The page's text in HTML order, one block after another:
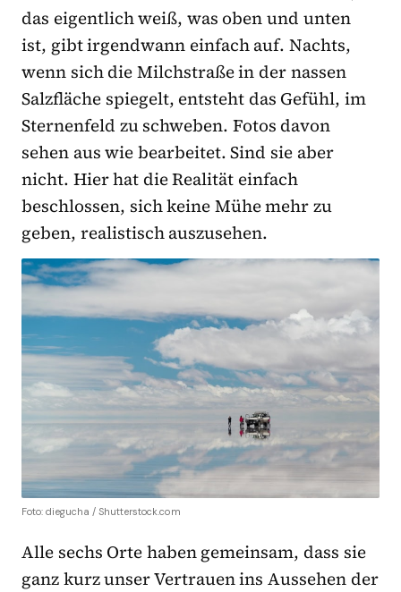
das eigentlich weiß, was oben und unten
ist, gibt irgendwann einfach auf. Nachts,
wenn sich die Milchstraße in der nassen
Salzfläche spiegelt, entsteht das Gefühl, im
Sternenfeld zu schweben. Fotos davon
sehen aus wie bearbeitet. Sind sie aber
nicht. Hier hat die Realität einfach
beschlossen, sich keine Mühe mehr zu
geben, realistisch auszusehen.
Foto: diegucha / Shutterstock.com
Alle sechs Orte haben gemeinsam, dass sie
ganz kurz unser Vertrauen ins Aussehen der